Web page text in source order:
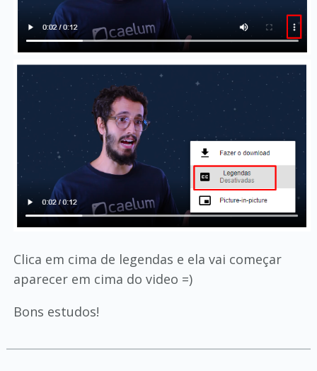
Clica em cima de legendas e ela vai começar
aparecer em cima do video =)
Bons estudos!